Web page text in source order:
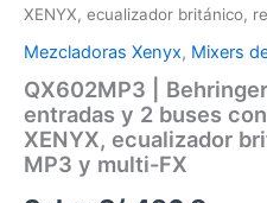
XENYX, ecualizador británico,
Mezcladoras Xenyx, Mixers
QX602MP3 |
entradas y 2 buses
XENYX, ecualizador
MP3 y multi-FX